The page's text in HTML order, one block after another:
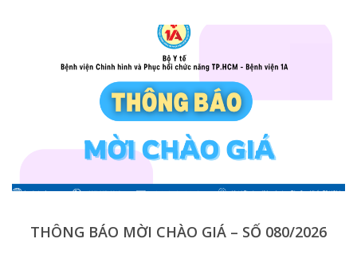
THÔNG BÁO MỜI CHÀO GIÁ – SỐ 080/2026